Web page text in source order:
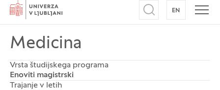
Domov
Odpri iskalnik
EN NA
Medicina
Vrsta študijskega programa
Enoviti magistrski
Trajanje v letih